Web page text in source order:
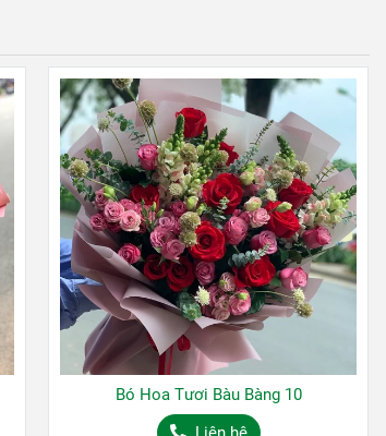
Bó Hoa Tươi Bàu Bàng 10